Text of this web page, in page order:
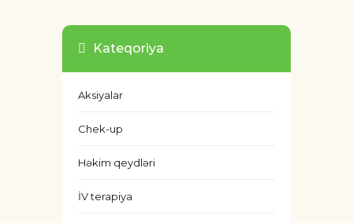
Kateqoriya
Aksiyalar
Chek-up
Həkim qeydləri
İV terapiya